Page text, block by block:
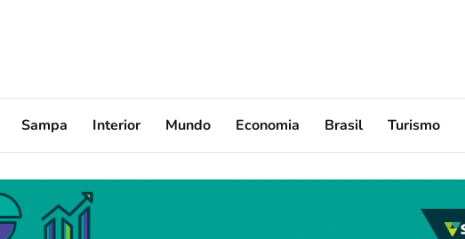
Sampa Interior Mundo Economia Brasil Turismo